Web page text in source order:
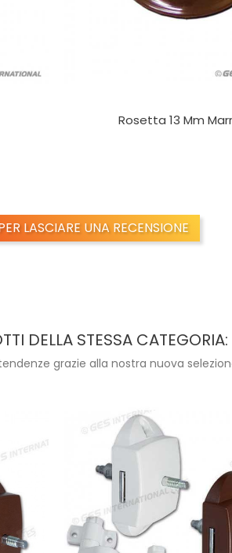
Rosetta 13 Mm
LASCIARE UNA RECENSIONE
DELLA STESSA CATEGORIA:
grazie alla nostra nuova